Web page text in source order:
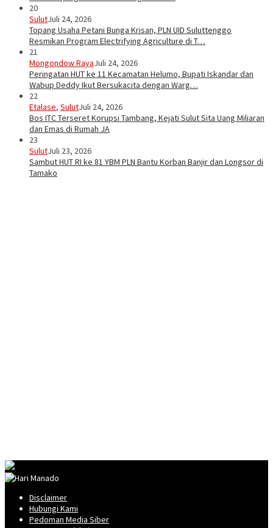
20
SulutJuli 24, 2026
Topang Usaha Petani Bunga Krisan, PLN UID Suluttenggo
Resmikan Program Electrifying Agriculture di T…
21
Mongondow RayaJuli 24, 2026
Peringatan HUT ke 11 Kecamatan Helumo, Bupati Iskandar dan
Wabup Deddy Ikut Bersukacita dengan Warg…
22
Etalase, SulutJuli 24, 2026
Bos ITC Terseret Korupsi Tambang, Kejati Sulut Sita Uang Miliaran
dan Emas di Rumah JA
23
SulutJuli 23, 2026
Sambut HUT RI ke 81 YBM PLN Bantu Korban Banjir dan Longsor di
Tamako
Disclaimer
Hubungi Kami
Pedoman Media Siber